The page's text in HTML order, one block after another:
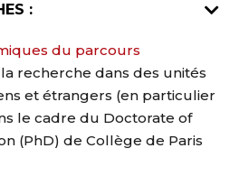
:
du parcours
recherche dans des unités
et étrangers (en particulier
le cadre du Doctorate of
(PhD) de Collège de Paris